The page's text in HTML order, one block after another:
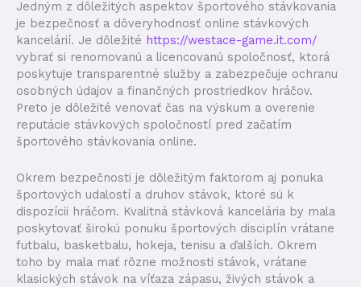
Jedným z dôležitých aspektov športového stávkovania
je bezpečnosť a dôveryhodnosť online stávkových
kancelárií. Je dôležité https://westace-game.it.com/
vybrať si renomovanú a licencovanú spoločnosť, ktorá
poskytuje transparentné služby a zabezpečuje ochranu
osobných údajov a finančných prostriedkov hráčov.
Preto je dôležité venovať čas na výskum a overenie
reputácie stávkových spoločností pred začatím
športového stávkovania online.
Okrem bezpečnosti je dôležitým faktorom aj ponuka
športových udalostí a druhov stávok, ktoré sú k
dispozícii hráčom. Kvalitná stávková kancelária by mala
poskytovať širokú ponuku športových disciplín vrátane
futbalu, basketbalu, hokeja, tenisu a ďalších. Okrem
toho by mala mať rôzne možnosti stávok, vrátane
klasických stávok na víťaza zápasu, živých stávok a